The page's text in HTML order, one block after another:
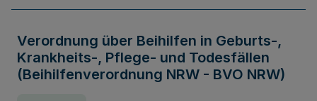
Verordnung über Beihilfen in Geburts-,
Krankheits-, Pflege- und Todesfällen
(Beihilfenverordnung NRW - BVO NRW)